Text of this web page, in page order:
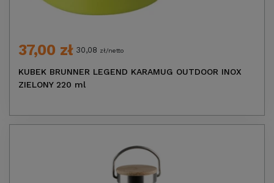
37,00 zł 30,08 zł/netto
KUBEK BRUNNER LEGEND KARAMUG OUTDOOR INOX
ZIELONY 220 ml